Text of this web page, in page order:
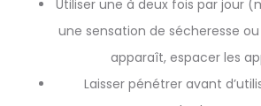
Utiliser une à deux fois par jour
une sensation de sécheresse
apparaît, espacer les
Laisser pénétrer avant